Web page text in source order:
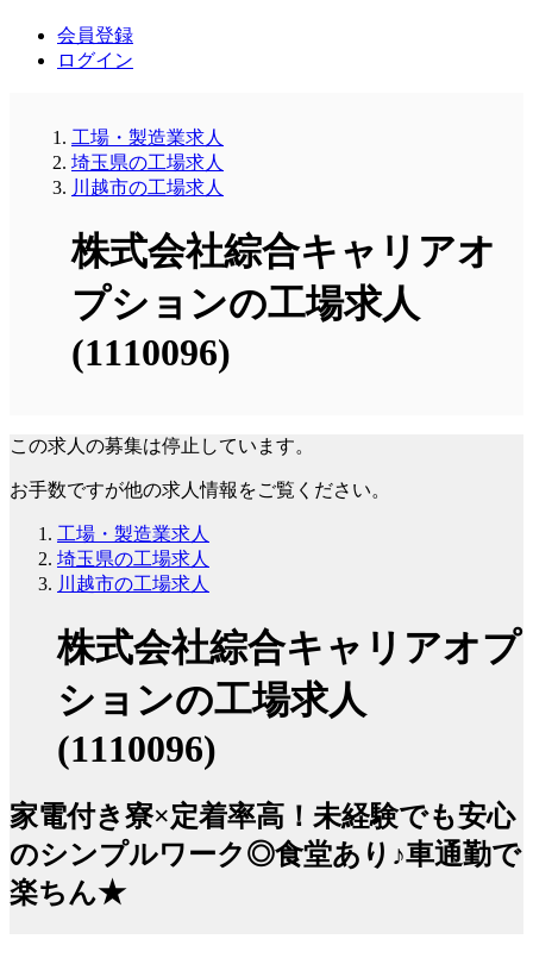
会員登録
ログイン
工場・製造業求人
埼玉県の工場求人
川越市の工場求人
株式会社綜合キャリアオ
プションの工場求人
(1110096)
この求人の募集は停止しています。
お手数ですが他の求人情報をご覧ください。
工場・製造業求人
埼玉県の工場求人
川越市の工場求人
株式会社綜合キャリアオプ
ションの工場求人
(1110096)
家電付き寮×定着率高！未経験でも安心
のシンプルワーク◎食堂あり♪車通勤で
楽ちん★